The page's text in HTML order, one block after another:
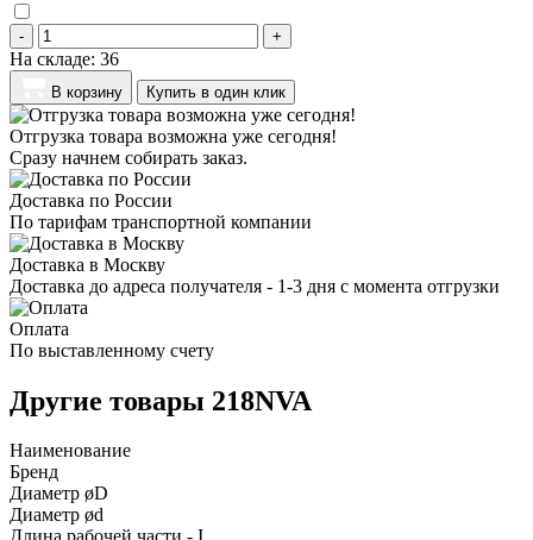
- +
На складе: 36
В корзину Купить в один клик
Отгрузка товара возможна уже сегодня!
Сразу начнем собирать заказ.
Доставка по России
По тарифам транспортной компании
Доставка в Москву
Доставка до адреса получателя - 1-3 дня с момента отгрузки
Оплата
По выставленному счету
Другие товары 218NVA
Наименование
Бренд
Диаметр øD
Диаметр ød